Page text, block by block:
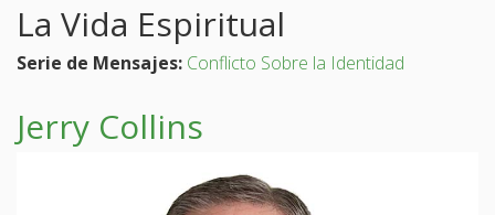
La Vida Espiritual
Serie de Mensajes: Conflicto Sobre la Identidad
Jerry Collins